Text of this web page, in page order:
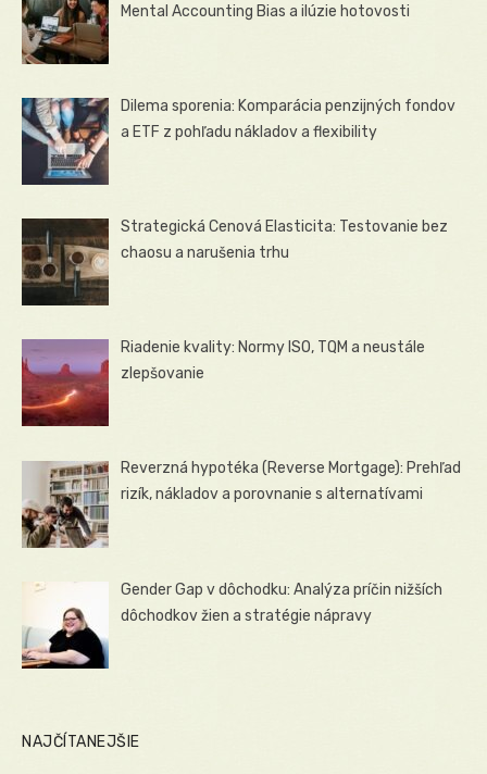
Mental Accounting Bias a ilúzie hotovosti
Dilema sporenia: Komparácia penzijných fondov
a ETF z pohľadu nákladov a flexibility
Strategická Cenová Elasticita: Testovanie bez
chaosu a narušenia trhu
Riadenie kvality: Normy ISO, TQM a neustále
zlepšovanie
Reverzná hypotéka (Reverse Mortgage): Prehľad
rizík, nákladov a porovnanie s alternatívami
Gender Gap v dôchodku: Analýza príčin nižších
dôchodkov žien a stratégie nápravy
NAJČÍTANEJŠIE